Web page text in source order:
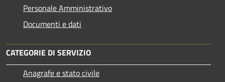
Personale Amministrativo
Documenti e dati
CATEGORIE DI SERVIZIO
Anagrafe e stato civile